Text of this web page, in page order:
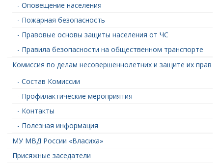
- Оповещение населения
- Пожарная безопасность
- Правовые основы защиты населения от ЧС
- Правила безопасности на общественном транспорте
Комиссия по делам несовершеннолетних и защите их прав
- Состав Комиссии
- Профилактические мероприятия
- Контакты
- Полезная информация
МУ МВД России «Власиха»
Присяжные заседатели